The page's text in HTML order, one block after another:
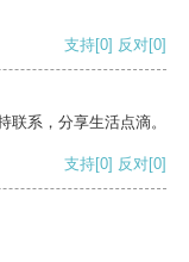
支持[0] 反对[0]
系，分享生活点滴。
支持[0] 反对[0]